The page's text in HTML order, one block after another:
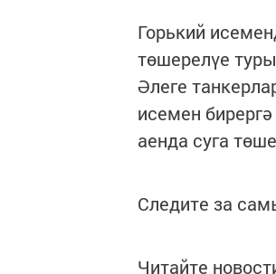
Горький
төшерелүе
Әлеге
исемен
аенда суга
Следите за
Читайте